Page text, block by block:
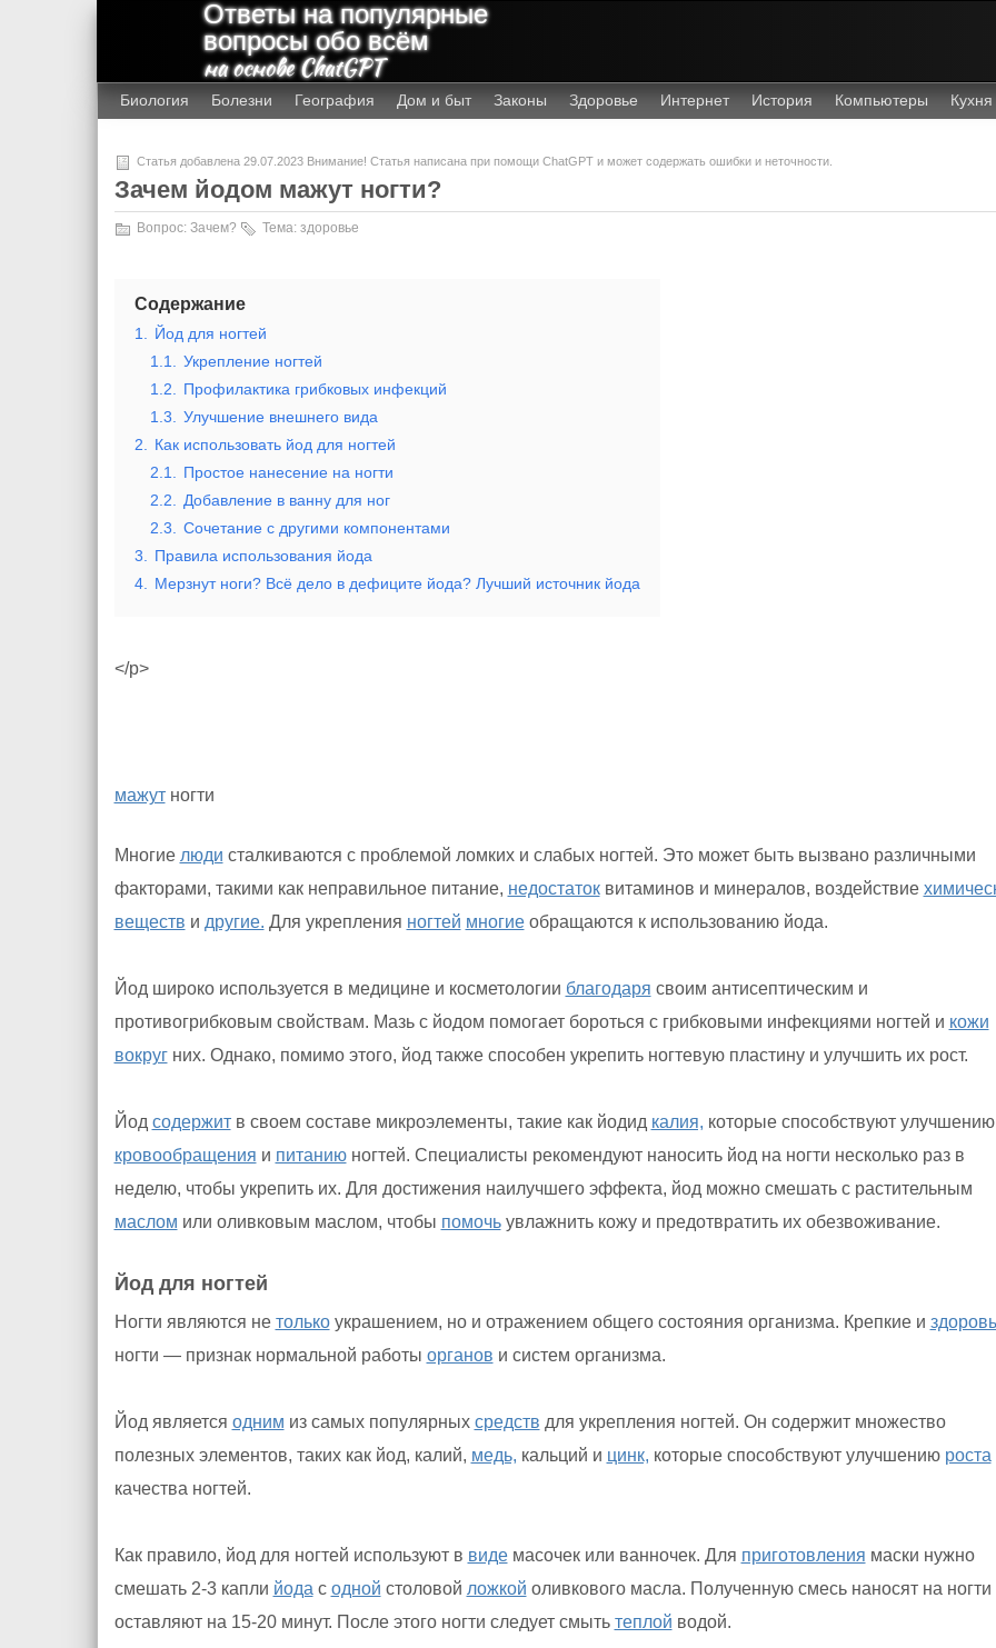
Ответы на популярные
вопросы обо всём
на основе ChatGPT
Биология Болезни География Дом и быт Законы Здоровье Интернет История Компьютеры Кухня
Статья добавлена 29.07.2023 Внимание! Статья написана при помощи ChatGPT и может содержать ошибки и неточности.
Зачем йодом мажут ногти?
Вопрос: Зачем? Тема: здоровье
Содержание
1.
Йод для ногтей
1.1.
Укрепление ногтей
1.2.
Профилактика грибковых инфекций
1.3.
Улучшение внешнего вида
2.
Как использовать йод для ногтей
2.1.
Простое нанесение на ногти
2.2.
Добавление в ванну для ног
2.3.
Сочетание с другими компонентами
3.
Правила использования йода
4.
Мерзнут ноги? Всё дело в дефиците йода? Лучший источник йода
</p>
мажутногти
Многие люди сталкиваются с проблемой ломких и слабых ногтей. Это может быть вызвано различными
факторами, такими как неправильное питание, недостатоквитаминов и минералов, воздействие
веществ и другие. Для укрепления ногтей многиеобращаются к использованию йода.
Йод широко используется в медицине и косметологии благодаря своим антисептическим и
противогрибковым свойствам. Мазь с йодом помогает бороться с грибковыми инфекциями ногтей и кожи
вокругних. Однако, помимо этого, йод также способен укрепить ногтевую пластину и улучшить их рост.
Йод содержитв своем составе микроэлементы, такие как йодид калия, которые способствуют улучшению
кровообращения и питаниюногтей. Специалисты рекомендуют наносить йод на ногти несколько раз в
неделю, чтобы укрепить их. Для достижения наилучшего эффекта, йод можно смешать с растительным
маслом или оливковым маслом, чтобы помочьувлажнить кожу и предотвратить их обезвоживание.
Йод для ногтей
Ногти являются не толькоукрашением, но и отражением общего состояния организма. Крепкие и
ногти — признак нормальной работы органов и систем организма.
Йод является одним из самых популярных средств для укрепления ногтей. Он содержит множество
полезных элементов, таких как йод, калий, медь, кальций и цинк, которые способствуют улучшению роста
качества ногтей.
Как правило, йод для ногтей используют в видемасочек или ванночек. Для приготовления маски нужно
смешать 2-3 капли йода с одной столовой ложкой оливкового масла. Полученную смесь наносят на ногти
оставляют на 15-20 минут. После этого ногти следует смыть теплой водой.